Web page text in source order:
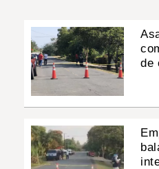
de